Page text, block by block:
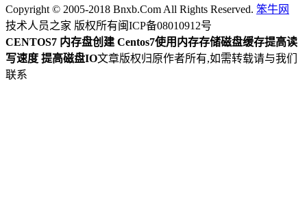
Copyright © 2005-2018 Bnxb.Com All Rights Reserved. 笨牛网
技术人员之家 版权所有闽ICP备08010912号
CENTOS7 内存盘创建 Centos7使用内存存储磁盘缓存提高读
写速度 提高磁盘IO文章版权归原作者所有,如需转载请与我们
联系